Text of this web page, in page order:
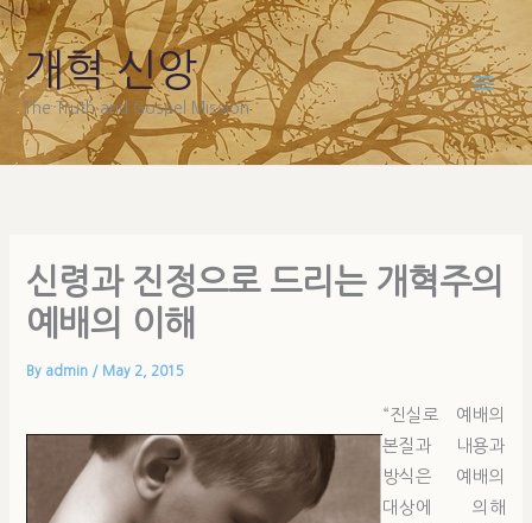
Skip
to
content
개혁 신앙
The Truth and Gospel Mission
신령과 진정으로 드리는 개혁주의
예배의 이해
By admin / May 2, 2015
“진실로 예배의
본질과 내용과
방식은 예배의
대상에 의해